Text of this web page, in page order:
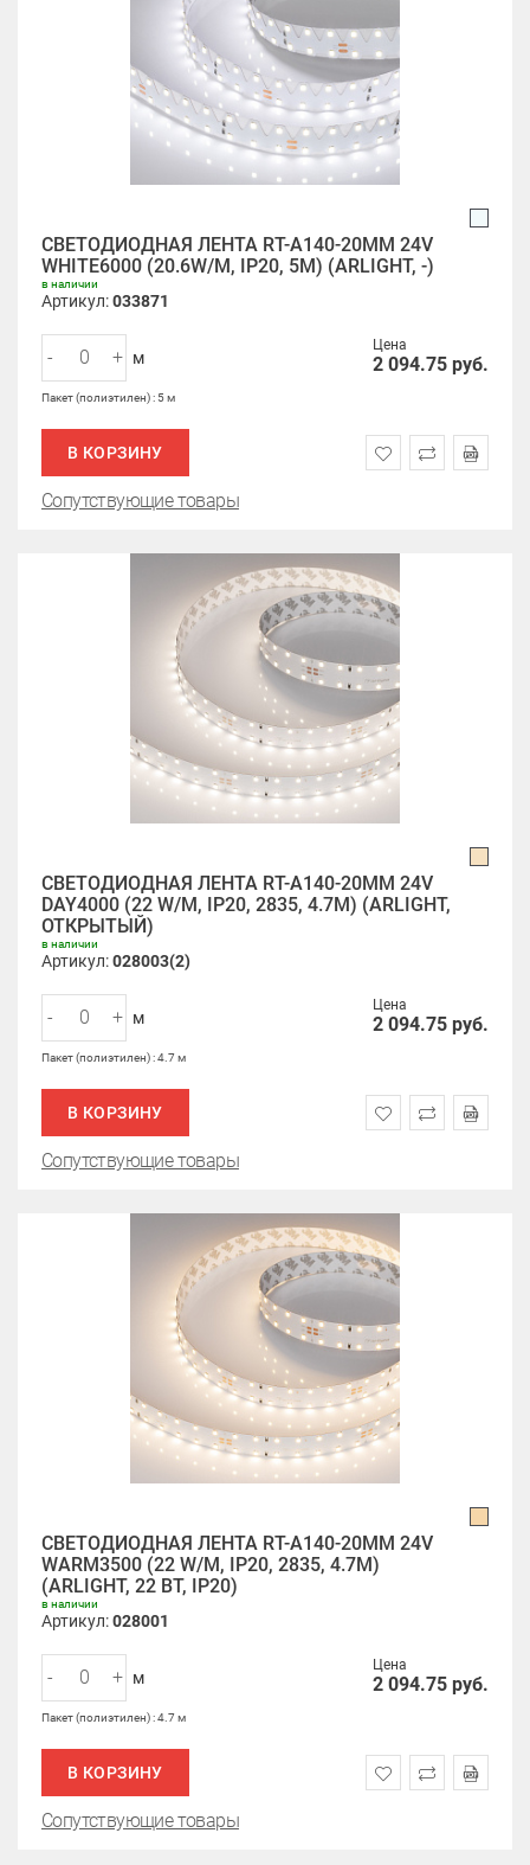
СВЕТОДИОДНАЯ ЛЕНТА RT-A140-20MM 24V
WHITE6000 (20.6W/M, IP20, 5M) (ARLIGHT, -)
в наличии
Артикул:033871
Цена
2 094.75 руб.
- + м
Пакет (полиэтилен) : 5 м
В КОРЗИНУ
Сопутствующие товары
СВЕТОДИОДНАЯ ЛЕНТА RT-A140-20MM 24V
DAY4000 (22 W/M, IP20, 2835, 4.7M) (ARLIGHT,
ОТКРЫТЫЙ)
в наличии
Артикул:028003(2)
Цена
2 094.75 руб.
- + м
Пакет (полиэтилен) : 4.7 м
В КОРЗИНУ
Сопутствующие товары
СВЕТОДИОДНАЯ ЛЕНТА RT-A140-20MM 24V
WARM3500 (22 W/M, IP20, 2835, 4.7M)
(ARLIGHT, 22 ВТ, IP20)
в наличии
Артикул:028001
Цена
2 094.75 руб.
- + м
Пакет (полиэтилен) : 4.7 м
В КОРЗИНУ
Сопутствующие товары